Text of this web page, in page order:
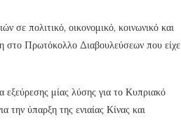
σε πολιτικό, οικονομικό, κοινωνικό και
στο Πρωτόκολλο Διαβουλεύσεων που είχε
μίας λύσης για το Κυπριακό
ύπαρξη της ενιαίας Κίνας και